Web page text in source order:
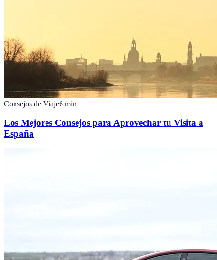
Consejos de Viaje6 min
Los Mejores Consejos para Aprovechar tu Visita a
España